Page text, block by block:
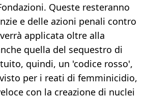
Queste resteranno
e delle azioni penali contro
applicata oltre alla
quella del sequestro di
quindi, un 'codice rosso',
per i reati di femminicidio,
con la creazione di nuclei